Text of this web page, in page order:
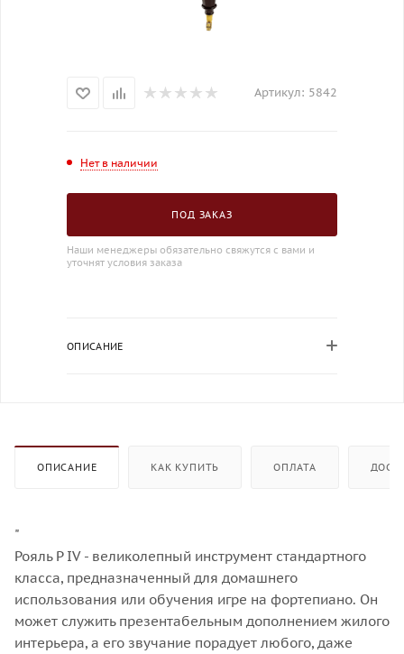
Артикул: 5842
Нет в наличии
ПОД ЗАКАЗ
Наши менеджеры обязательно свяжутся с вами и
уточнят условия заказа
ОПИСАНИЕ
ОПИСАНИЕ КАК КУПИТЬ ОПЛАТА
"
Рояль P IV - великолепный инструмент стандартного
класса, предназначенный для домашнего
использования или обучения игре на фортепиано. Он
может служить презентабельным дополнением жилого
интерьера, а его звучание порадует любого, даже